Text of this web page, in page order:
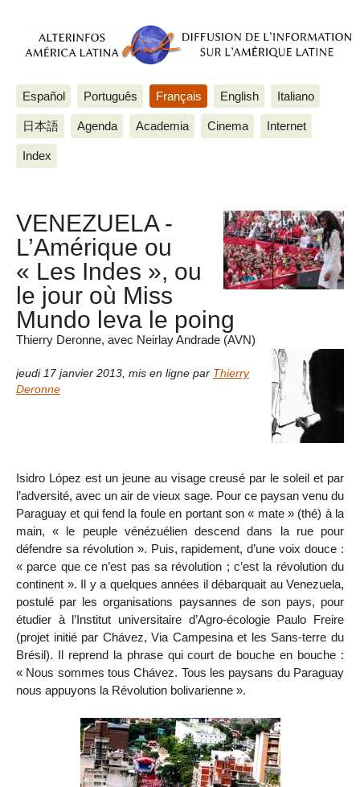
Español Português Français English Italiano
日本語 Agenda Academia Cinema Internet
Index
VENEZUELA -
L’Amérique ou
« Les Indes », ou
le jour où Miss
Mundo leva le poing
Thierry Deronne, avec Neirlay Andrade (AVN)
jeudi 17 janvier 2013 mis en ligne par Thierry
Deronne
Isidro López est un jeune au visage creusé par le soleil et par
l’adversité, avec un air de vieux sage. Pour ce paysan venu du
Paraguay et qui fend la foule en portant son « mate » (thé) à la
main, « le peuple vénézuélien descend dans la rue pour
défendre sa révolution ». Puis, rapidement, d’une voix douce :
« parce que ce n’est pas sa révolution ; c’est la révolution du
continent ». Il y a quelques années il débarquait au Venezuela,
postulé par les organisations paysannes de son pays, pour
étudier à l’Institut universitaire d’Agro-écologie Paulo Freire
(projet initié par Chávez, Via Campesina et les Sans-terre du
Brésil). Il reprend la phrase qui court de bouche en bouche :
« Nous sommes tous Chávez. Tous les paysans du Paraguay
nous appuyons la Révolution bolivarienne ».